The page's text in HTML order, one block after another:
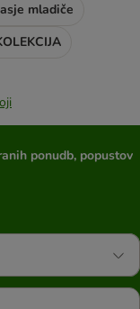
mladiče
ponudb, popustov